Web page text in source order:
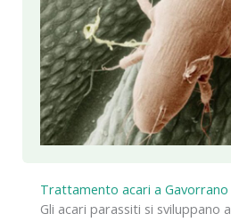
Trattamento acari a Gavorrano
Gli acari parassiti si sviluppano